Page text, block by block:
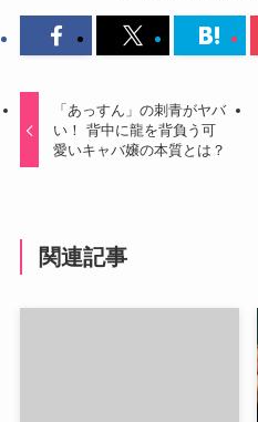
「あっすん」の刺青がヤバ
い！ 背中に龍を背負う可
愛いキャバ嬢の本質とは？
関連記事